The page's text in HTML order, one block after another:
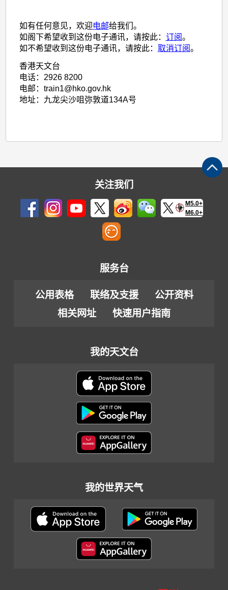
如有任何意见，欢迎电邮给我们。
如阁下希望收到这份电子通讯，请按此： 订阅。
如不希望收到这份电子通讯，请按此： 取消订阅。
香港天文台
电话：2926 8200
电邮：train1@hko.gov.hk
地址：九龙尖沙咀弥敦道134A号
关注我们
M5.0+
M6.0+
服务台
公用表格 联络及支援
公开资料
相关网址
快速用户指南
我的天文台
我的世界天气